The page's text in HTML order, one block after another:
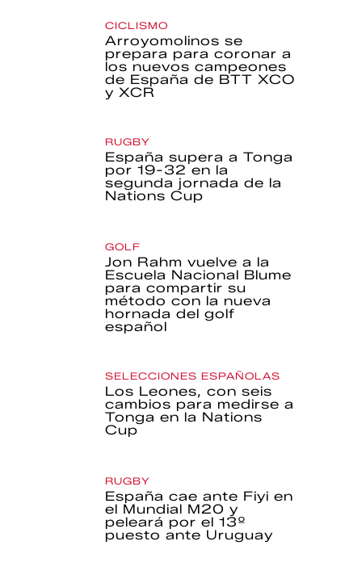
CICLISMO
Arroyomolinos se
prepara para coronar a
los nuevos campeones
de España de BTT XCO
y XCR
RUGBY
España supera a Tonga
por 19-32 en la
segunda jornada de la
Nations Cup
GOLF
Jon Rahm vuelve a la
Escuela Nacional Blume
para compartir su
método con la nueva
hornada del golf
español
SELECCIONES ESPAÑOLAS
Los Leones, con seis
cambios para medirse a
Tonga en la Nations
Cup
RUGBY
España cae ante Fiyi en
el Mundial M20 y
peleará por el 13º
puesto ante Uruguay